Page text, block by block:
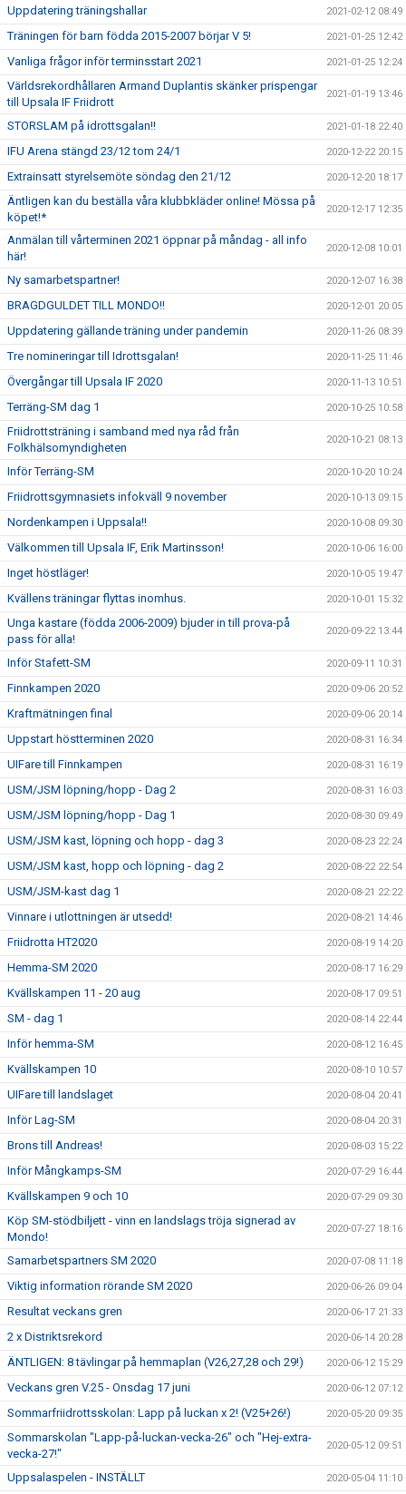
Uppdatering träningshallar 2021-02-12 08:49
Träningen för barn födda 2015-2007 börjar V 5! 2021-01-25 12:42
Vanliga frågor inför terminsstart 2021 2021-01-25 12:24
Världsrekordhållaren Armand Duplantis skänker prispengar
till Upsala IF Friidrott
2021-01-19 13:46
STORSLAM på idrottsgalan!! 2021-01-18 22:40
IFU Arena stängd 23/12 tom 24/1 2020-12-22 20:15
Extrainsatt styrelsemöte söndag den 21/12 2020-12-20 18:17
Äntligen kan du beställa våra klubbkläder online! Mössa på
köpet!*
2020-12-17 12:35
Anmälan till vårterminen 2021 öppnar på måndag - all info
här!
2020-12-08 10:01
Ny samarbetspartner! 2020-12-07 16:38
BRAGDGULDET TILL MONDO!! 2020-12-01 20:05
Uppdatering gällande träning under pandemin 2020-11-26 08:39
Tre nomineringar till Idrottsgalan! 2020-11-25 11:46
Övergångar till Upsala IF 2020 2020-11-13 10:51
Terräng-SM dag 1 2020-10-25 10:58
Friidrottsträning i samband med nya råd från
Folkhälsomyndigheten
2020-10-21 08:13
Inför Terräng-SM 2020-10-20 10:24
Friidrottsgymnasiets infokväll 9 november 2020-10-13 09:15
Nordenkampen i Uppsala!! 2020-10-08 09:30
Välkommen till Upsala IF, Erik Martinsson! 2020-10-06 16:00
Inget höstläger! 2020-10-05 19:47
Kvällens träningar flyttas inomhus. 2020-10-01 15:32
Unga kastare (födda 2006-2009) bjuder in till prova-på
pass för alla!
2020-09-22 13:44
Inför Stafett-SM 2020-09-11 10:31
Finnkampen 2020 2020-09-06 20:52
Kraftmätningen final 2020-09-06 20:14
Uppstart höstterminen 2020 2020-08-31 16:34
UIFare till Finnkampen 2020-08-31 16:19
USM/JSM löpning/hopp - Dag 2 2020-08-31 16:03
USM/JSM löpning/hopp - Dag 1 2020-08-30 09:49
USM/JSM kast, löpning och hopp - dag 3 2020-08-23 22:24
USM/JSM kast, hopp och löpning - dag 2 2020-08-22 22:54
USM/JSM-kast dag 1 2020-08-21 22:22
Vinnare i utlottningen är utsedd! 2020-08-21 14:46
Friidrotta HT2020 2020-08-19 14:20
Hemma-SM 2020 2020-08-17 16:29
Kvällskampen 11 - 20 aug 2020-08-17 09:51
SM - dag 1 2020-08-14 22:44
Inför hemma-SM 2020-08-12 16:45
Kvällskampen 10 2020-08-10 10:57
UIFare till landslaget 2020-08-04 20:41
Inför Lag-SM 2020-08-04 20:31
Brons till Andreas! 2020-08-03 15:22
Inför Mångkamps-SM 2020-07-29 16:44
Kvällskampen 9 och 10 2020-07-29 09:30
Köp SM-stödbiljett - vinn en landslags tröja signerad av
Mondo!
2020-07-27 18:16
Samarbetspartners SM 2020 2020-07-08 11:18
Viktig information rörande SM 2020 2020-06-26 09:04
Resultat veckans gren 2020-06-17 21:33
2 x Distriktsrekord 2020-06-14 20:28
ÄNTLIGEN: 8 tävlingar på hemmaplan (V26,27,28 och 29!) 2020-06-12 15:29
Veckans gren V.25 - Onsdag 17 juni 2020-06-12 07:12
Sommarfriidrottsskolan: Lapp på luckan x 2! (V25+26!) 2020-05-20 09:35
Sommarskolan "Lapp-på-luckan-vecka-26" och "Hej-extra-
vecka-27!"
2020-05-12 09:51
Uppsalaspelen - INSTÄLLT 2020-05-04 11:10